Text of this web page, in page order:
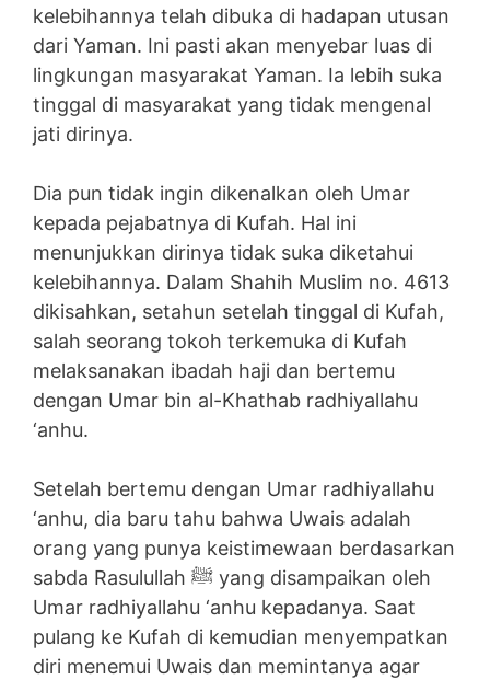
kelebihannya telah dibuka di hadapan utusan
dari Yaman. Ini pasti akan menyebar luas di
lingkungan masyarakat Yaman. Ia lebih suka
tinggal di masyarakat yang tidak mengenal
jati dirinya.
Dia pun tidak ingin dikenalkan oleh Umar
kepada pejabatnya di Kufah. Hal ini
menunjukkan dirinya tidak suka diketahui
kelebihannya. Dalam Shahih Muslim no. 4613
dikisahkan, setahun setelah tinggal di Kufah,
salah seorang tokoh terkemuka di Kufah
melaksanakan ibadah haji dan bertemu
dengan Umar bin al-Khathab radhiyallahu
‘anhu.
Setelah bertemu dengan Umar radhiyallahu
‘anhu, dia baru tahu bahwa Uwais adalah
orang yang punya keistimewaan berdasarkan
sabda Rasulullah ﷺ yang disampaikan oleh
Umar radhiyallahu ‘anhu kepadanya. Saat
pulang ke Kufah di kemudian menyempatkan
diri menemui Uwais dan memintanya agar